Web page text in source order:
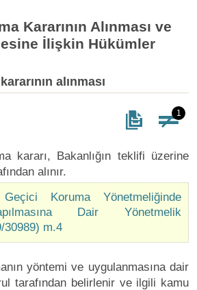
Kararının Alınması ve
İlişkin Hükümler
alınması
1
kararı, Bakanlığın teklifi üzerine
alınır.
Koruma Yönetmeliğinde
Dair Yönetmelik
30989) m.4
yöntemi ve uygulanmasına dair
tarafından belirlenir ve ilgili kamu